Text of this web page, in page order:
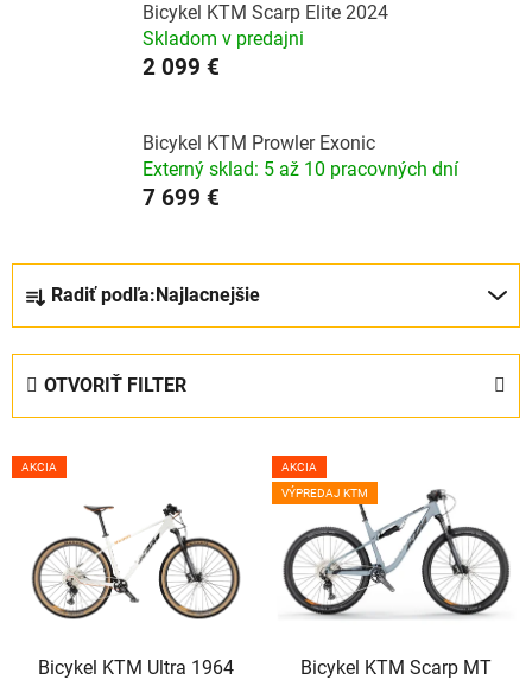
Bicykel KTM Scarp Elite 2024
Skladom v predajni
2 099 €
Bicykel KTM Prowler Exonic
Externý sklad: 5 až 10 pracovných dní
7 699 €
R
a
d
e
n
e
Radiť podľa: Najlacnejšie
OTVORIŤ FILTER
V
ý
AKCIA
Bicykel KTM Ultra 1964
AKCIA
VÝPREDAJ KTM
Bicykel KTM Scarp MT